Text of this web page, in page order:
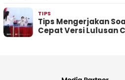
TIPS
Tips Mengerjakan
Cepat Versi Lulusan